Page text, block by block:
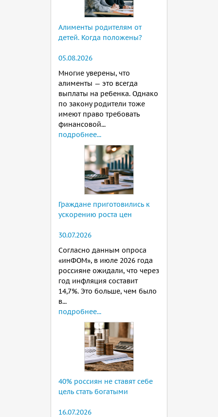
Алименты родителям от
детей. Когда положены?
05.08.2026
Многие уверены, что
алименты — это всегда
выплаты на ребенка. Однако
по закону родители тоже
имеют право требовать
финансовой...
подробнее...
Граждане приготовились к
ускорению роста цен
30.07.2026
Согласно данным опроса
«инФОМ», в июле 2026 года
россияне ожидали, что через
год инфляция составит
14,7%. Это больше, чем было
в...
подробнее...
40% россиян не ставят себе
цель стать богатыми
16.07.2026